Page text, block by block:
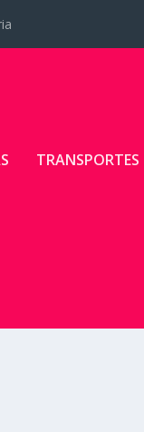
TRANSPORTES